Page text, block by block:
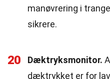
manøvrering i
sikrere.
20 Dæktryksmonitor.
dæktrykket er for